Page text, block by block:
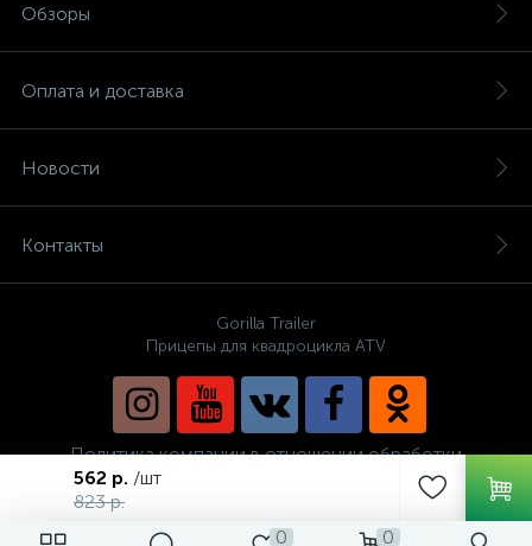
0 0
562 р. /шт
823 р.
Обзоры
Оплата и доставка
Новости
Контакты
Gorilla Trailer
Прицепы для квадроцикла ATV
Политика компании в отношении обработки